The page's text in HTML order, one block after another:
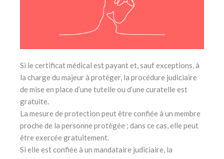
Si le certificat médical est payant et, sauf exceptions, à
la charge du majeur à protéger, la procédure judiciaire
de mise en place d’une tutelle ou d’une curatelle est
gratuite.
La mesure de protection peut être confiée à un membre
proche de la personne protégée ; dans ce cas, elle peut
être exercée gratuitement.
Si elle est confiée à un mandataire judiciaire, la